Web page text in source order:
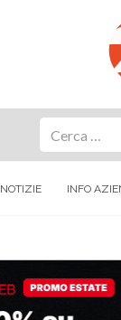
NOTIZIE INFO